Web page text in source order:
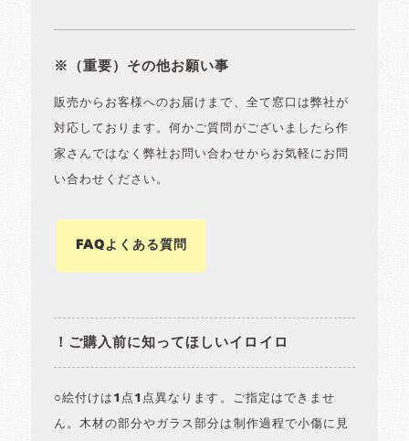
※（重要）その他お願い事
販売からお客様へのお届けまで、全て窓口は弊社が
対応しております。何かご質問がございましたら作
家さんではなく弊社お問い合わせからお気軽にお問
い合わせください。
FAQよくある質問
！ご購入前に知ってほしいイロイロ
○絵付けは1点1点異なります。ご指定はできませ
ん。木材の部分やガラス部分は制作過程で小傷に見